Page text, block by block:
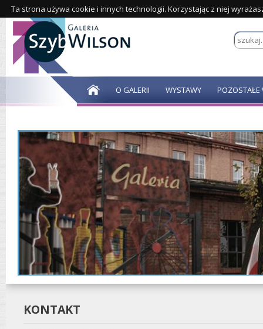
Ta strona używa cookie i innych technologii. Korzystając z niej
O GALERII WYSTAWY POZOSTAŁE
KONTAKT